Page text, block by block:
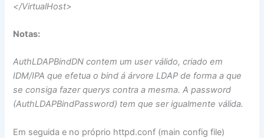
</VirtualHost>
Notas:
AuthLDAPBindDN contem um user válido, criado em
IDM/IPA que efetua o bind á árvore LDAP de forma a que
se consiga fazer querys contra a mesma. A password
(AuthLDAPBindPassword) tem que ser igualmente válida.
Em seguida e no próprio httpd.conf (main config file)